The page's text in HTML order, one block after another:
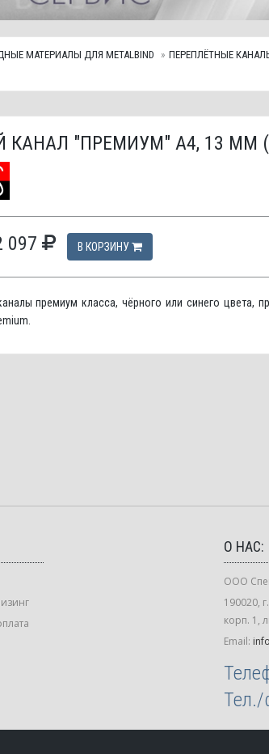
МАТЕРИАЛЫ ДЛЯ METALBIND
ПЕРЕПЛЁТНЫЕ КАНАЛЫ
КАНАЛ "ПРЕМИУМ" А4, 13 ММ
097 В КОРЗИНУ
премиум класса, чёрного или синего цвета,
О НАС:
ООО
190020,
корп. 1,
Email:
Тел./